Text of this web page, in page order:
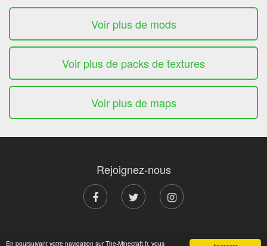
En poursuivant votre navigation sur The-Minecraft.fr, vous
Voir plus de mods
Voir plus de packs de textures
Voir plus de maps
Rejoignez-nous